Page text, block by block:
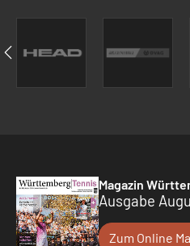
Magazin
Ausgabe
Zum Online